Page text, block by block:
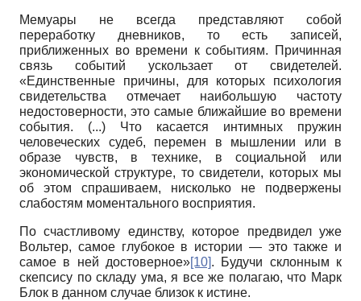
Мемуары не всегда представляют собой
переработку дневников, то есть записей,
приближенных во времени к событиям. Причинная
связь событий ускользает от свидетелей.
«Единственные причины, для которых психология
свидетельства отмечает наибольшую частоту
недостоверности, это самые ближайшие во времени
события. (...) Что касается интимных пружин
человеческих судеб, перемен в мышлении или в
образе чувств, в технике, в социальной или
экономической структуре, то свидетели, которых мы
об этом спрашиваем, нисколько не подвержены
слабостям моментального восприятия.
По счастливому единству, которое предвидел уже
Вольтер, самое глубокое в истории — это также и
самое в ней достоверное»[10]. Будучи склонным к
скепсису по складу ума, я все же полагаю, что Марк
Блок в данном случае близок к истине.